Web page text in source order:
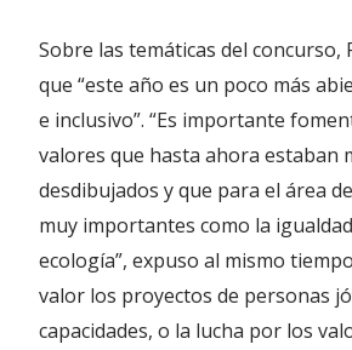
Sobre las temáticas del concurso,
que “este año es un poco más
e inclusivo”. “Es importante
valores que hasta ahora estaban
desdibujados y que para el área
muy importantes como la
ecología”, expuso al mismo
valor los proyectos de personas
capacidades, o la lucha por los